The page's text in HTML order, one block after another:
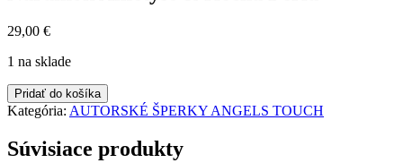
29,00 €
1 na sklade
množstvo
Náramok
Ametyst
&
riečna
Pridať do košíka
Kategória: AUTORSKÉ ŠPERKY ANGELS TOUCH
Súvisiace produkty